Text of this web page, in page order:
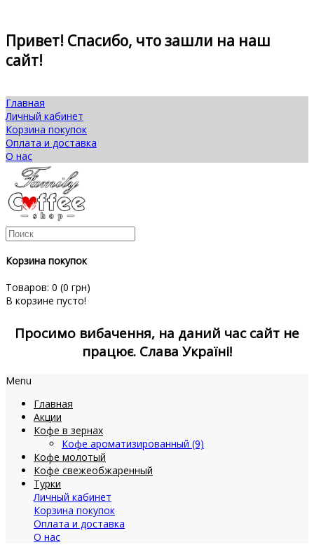
Привет! Спасибо, что зашли на наш
сайт!
Главная
Личный кабинет
Корзина покупок
Оплата и доставка
О нас
Корзина покупок
Товаров: 0 (0 грн)
В корзине пусто!
Просимо вибачення, на даний час сайт не
працює. Слава Україні!
Menu
Главная
Акции
Кофе в зернах
Кофе ароматизированный (9)
Кофе молотый
Кофе свежеобжаренный
Турки
Личный кабинет
Корзина покупок
Оплата и доставка
О нас